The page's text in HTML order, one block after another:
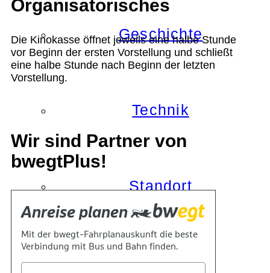
Geschichte
Technik
Standort
Verein
Organisatorisches
Die Kinokasse öffnet jeweils eine halbe Stunde
vor Beginn der ersten Vorstellung und schließt
eine halbe Stunde nach Beginn der letzten
Vorstellung.
Wir sind Partner von
bwegtPlus!